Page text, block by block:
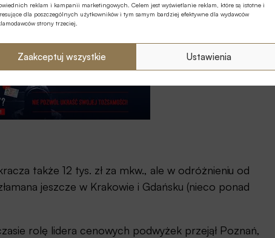
reklam i kampanii marketingowych. Celem jest wyświetlanie reklam, które są istotne i
dla poszczególnych użytkowników i tym samym bardziej efektywne dla wydawców
strony trzeciej.
Zaakceptuj wszystkie Ustawienia
na kredyty
także 12 tys. zł za mkw., ale w odróżnieniu od
jeszcze w Krakowie i Gdańsku (nieco ponad
rolę lidera cenowych podwyżek przejął Poznań,